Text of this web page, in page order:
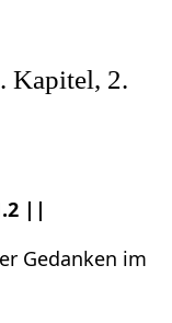
Kapitel, 2.
||
Gedanken im